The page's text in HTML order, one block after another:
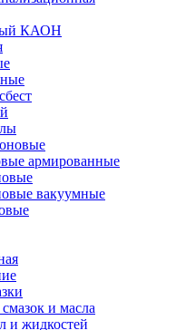
КАОН
армированные
вакуумные
и масла
и жидкостей